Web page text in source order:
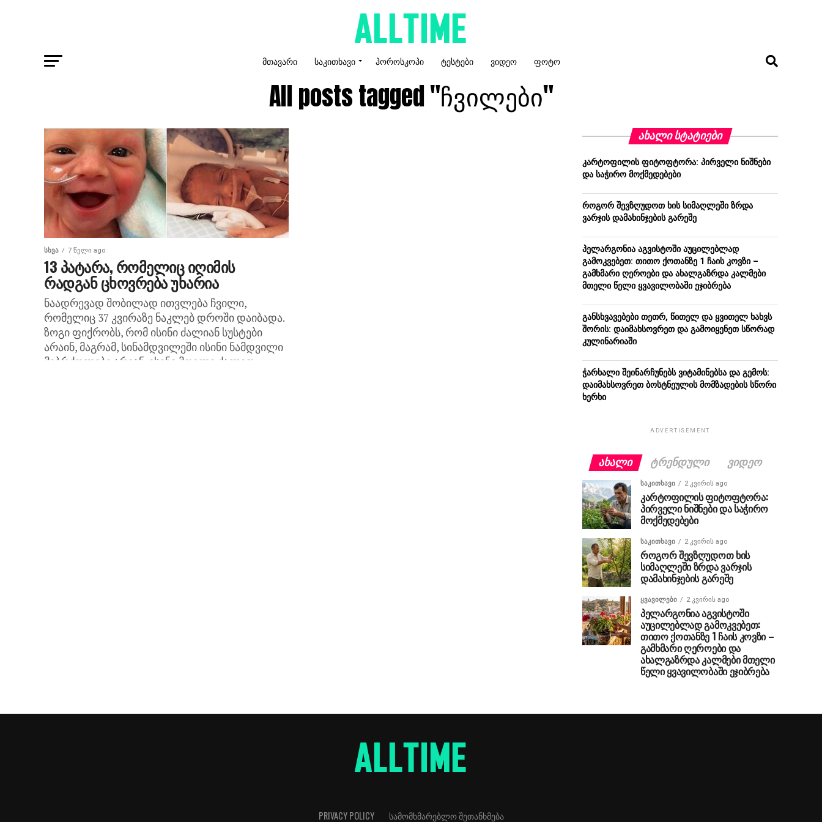
ᲛᲗᲐᲕᲐᲠᲘ ᲡᲐᲙᲘᲗᲮᲐᲕᲘ ᲰᲝᲠᲝᲡᲙᲝᲞᲘ ᲢᲔᲡᲢᲔᲑᲘ ᲕᲘᲓᲔᲝ ᲤᲝᲢᲝ
All posts tagged "ჩვილები"
ᲡᲮᲕᲐ 7 წელი ago
13 პატარა, რომელიც იღიმის
რადგან ცხოვრება უხარია
ნაადრევად შობილად ითვლება ჩვილი,
რომელიც 37 კვირაზე ნაკლებ დროში დაიბადა.
ზოგი ფიქრობს, რომ ისინი ძალიან სუსტები
არაინ, მაგრამ, სინამდვილეში ისინი ნამდვილი
მებრძოლები არიან. ისინი მთელი ძალით...
ᲐᲮᲐᲚᲘ ᲡᲢᲐᲢᲘᲔᲑᲘ
კარტოფილის ფიტოფტორა: პირველი ნიშნები
და საჭირო მოქმედებები
როგორ შევზღუდოთ ხის სიმაღლეში ზრდა
ვარჯის დამახინჯების გარეშე
პელარგონია აგვისტოში აუცილებლად
გამოკვებეთ: თითო ქოთანზე 1 ჩაის კოვზი –
გამხმარი ღეროები და ახალგაზრდა კალმები
მთელი წელი ყვავილობაში ეჯიბრება
განსხვავებები თეთრ, წითელ და ყვითელ ხახვს
შორის: დაიმახსოვრეთ და გამოიყენეთ სწორად
კულინარიაში
ჭარხალი შეინარჩუნებს ვიტამინებსა და გემოს:
დაიმახსოვრეთ ბოსტნეულის მომზადების სწორი
ხერხი
ADVERTISEMENT
ᲐᲮᲐᲚᲘ ᲢᲠᲔᲜᲓᲣᲚᲘ ᲕᲘᲓᲔᲝ
ᲡᲐᲙᲘᲗᲮᲐᲕᲘ 2 კვირის ago
კარტოფილის ფიტოფტორა:
პირველი ნიშნები და საჭირო
მოქმედებები
ᲡᲐᲙᲘᲗᲮᲐᲕᲘ 2 კვირის ago
როგორ შევზღუდოთ ხის
სიმაღლეში ზრდა ვარჯის
დამახინჯების გარეშე
ᲧᲕᲐᲕᲘᲚᲔᲑᲘ 2 კვირის ago
პელარგონია აგვისტოში
აუცილებლად გამოკვებეთ:
თითო ქოთანზე 1 ჩაის კოვზი –
გამხმარი ღეროები და
ახალგაზრდა კალმები მთელი
წელი ყვავილობაში ეჯიბრება
PRIVACY POLICY ᲡᲐᲛᲝᲛᲮᲛᲐᲠᲔᲑᲚᲝ ᲨᲔᲗᲐᲜᲮᲛᲔᲑᲐ